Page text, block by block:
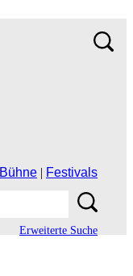
Bühne | Festivals
ErweiterteSuche